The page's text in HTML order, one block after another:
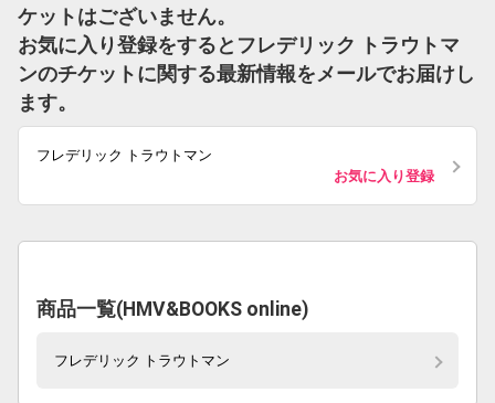
ケットはございません。
お気に入り登録をするとフレデリック トラウトマ
ンのチケットに関する最新情報をメールでお届けし
ます。
フレデリック トラウトマン
お気に入り登録
商品一覧(HMV&BOOKS online)
フレデリック トラウトマン